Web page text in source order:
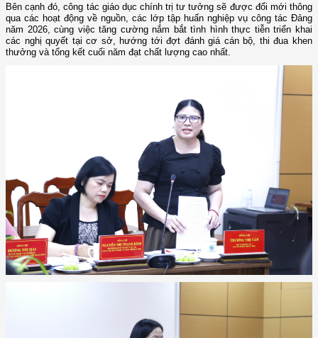
Bên cạnh đó, công tác giáo dục chính trị tư tưởng sẽ được đổi mới thông
qua các hoạt động về nguồn, các lớp tập huấn nghiệp vụ công tác Đảng
năm 2026, cùng việc tăng cường nắm bắt tình hình thực tiễn triển khai
các nghị quyết tại cơ sở, hướng tới đợt đánh giá cán bộ, thi đua khen
thưởng và tổng kết cuối năm đạt chất lượng cao nhất.